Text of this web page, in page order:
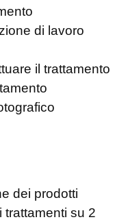
di lavoro
il trattamento
dei prodotti
trattamenti su 2